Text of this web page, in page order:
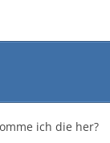
ich die her?